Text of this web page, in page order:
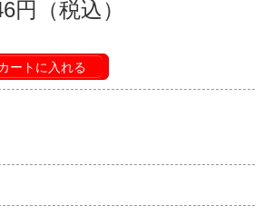
円（税込）
ートに入れる